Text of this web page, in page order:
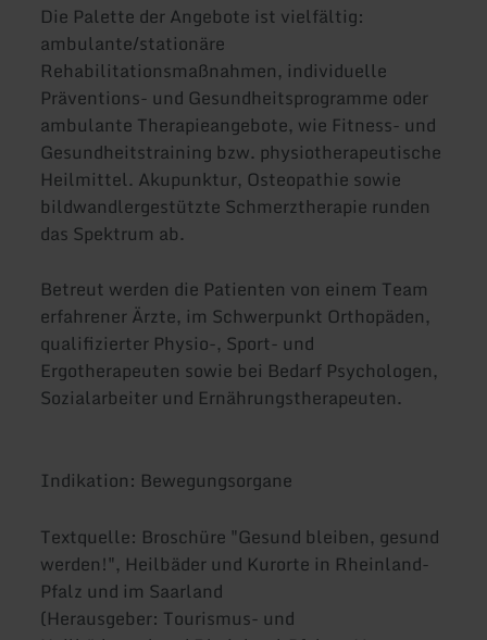
Die Palette der Angebote ist vielfältig:
ambulante/stationäre
Rehabilitationsmaßnahmen, individuelle
Präventions- und Gesundheitsprogramme oder
ambulante Therapieangebote, wie Fitness- und
Gesundheitstraining bzw. physiotherapeutische
Heilmittel. Akupunktur, Osteopathie sowie
bildwandlergestützte Schmerztherapie runden
das Spektrum ab.
Betreut werden die Patienten von einem Team
erfahrener Ärzte, im Schwerpunkt Orthopäden,
qualifizierter Physio-, Sport- und
Ergotherapeuten sowie bei Bedarf Psychologen,
Sozialarbeiter und Ernährungstherapeuten.
Indikation: Bewegungsorgane
Textquelle: Broschüre "Gesund bleiben, gesund
werden!", Heilbäder und Kurorte in Rheinland-
Pfalz und im Saarland
(Herausgeber: Tourismus- und